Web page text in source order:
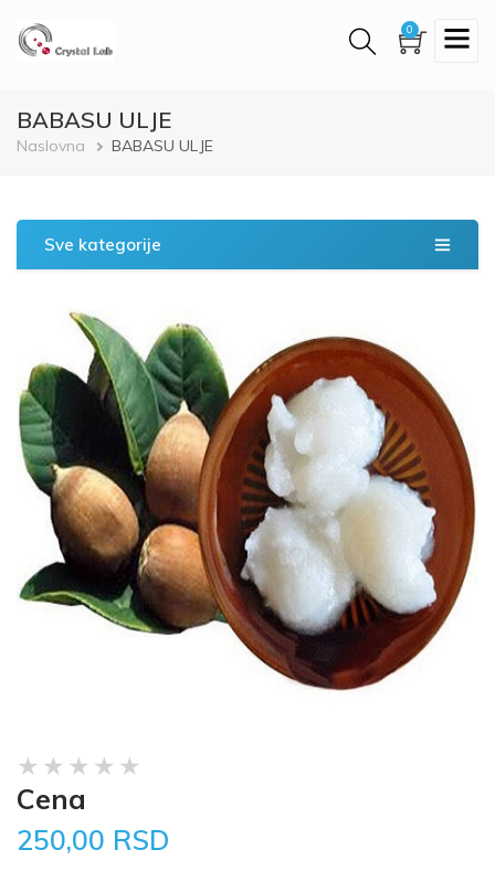
main
0
BABASU ULJE
Breadcrumb
Naslovna BABASU ULJE
Sve kategorije
Cena
250,00 RSD